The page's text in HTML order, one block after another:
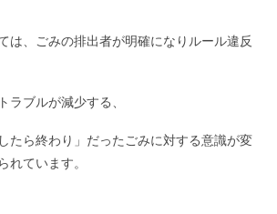
は、ごみの排出者が明確になりルール違反
ラブルが減少する、
たら終わり」だったごみに対する意識が変
れています。